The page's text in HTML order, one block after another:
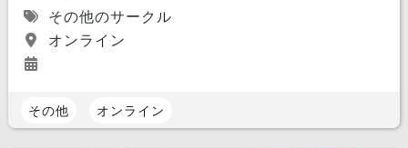
その他のサークル
オンライン
その他 オンライン